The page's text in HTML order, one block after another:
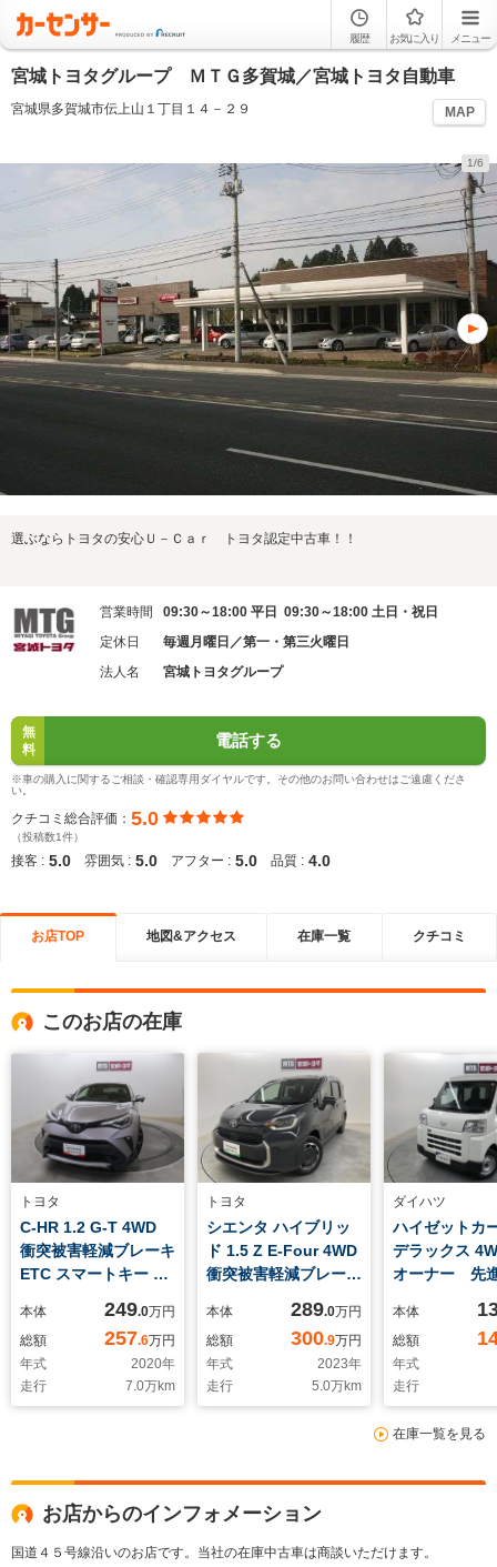
履歴 お気に入り メニュー
宮城トヨタグループ ＭＴＧ多賀城／宮城トヨタ自動車
宮城県多賀城市伝上山１丁目１４－２９ MAP
1/6
選ぶならトヨタの安心Ｕ－Ｃａｒ トヨタ認定中古車！！
営業時間
09:30～18:00 平日 09:30～18:00 土日・祝日
定休日
毎週月曜日／第一・第三火曜日
法人名
宮城トヨタグループ
無
料
電話する
※車の購入に関するご相談・確認専用ダイヤルです。その他のお問い合わせはご遠慮くださ
い。
クチコミ総合評価： 5.0
（投稿数1件）
接客 : 5.0 雰囲気 : 5.0 アフター : 5.0 品質 : 4.0
お店TOP 地図&アクセス 在庫一覧 クチコミ
このお店の在庫
トヨタ
C-HR 1.2 G-T 4WD
衝突被害軽減ブレーキ
ETC スマートキー バ
ルセグTV
本体 249.0万円
総額
257.6万円
年式
2020年
走行
7.0万km
トヨタ
シエンタ ハイブリッ
ド 1.5 Z E-Four 4WD
衝突被害軽減ブレーキ
ラレコ バックモニタ
ー ナビ フルセグTV
両側電動スライドドア
本体 289.0万円
総額
300.9万円
年式
2023年
走行
5.0万km
ダイハツ
ハイゼットカ
デラックス
オーナー 先
キ 車線逸脱
ポカー 先進
キーレス
本体
総額
年式
走行
在庫一覧を見る
お店からのインフォメーション
国道４５号線沿いのお店です。当社の在庫中古車は商談いただけます。